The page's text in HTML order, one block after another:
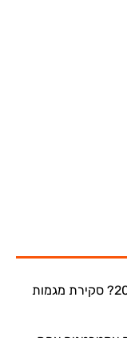
למה בטומי היא יעד ההשקעה החם של 2026? סקירת מגמות